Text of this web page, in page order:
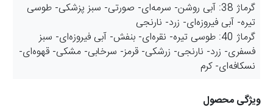
گرماژ 38: آبی روشن- سرمه‌ای- صورتی- سبز پزشکی- طوسی
تیره- آبی فیروزه‌ای- زرد- نارنجی
گرماژ 40: طوسی تیره- نقره‌ای- بنفش- آبی فیروزه‌ای- سبز
فسفری- زرد- نارنجی- زرشکی- قرمز- سرخابی- مشکی- قهوه‌ای-
نسکافه‌ای- کرم
ویژگی محصول